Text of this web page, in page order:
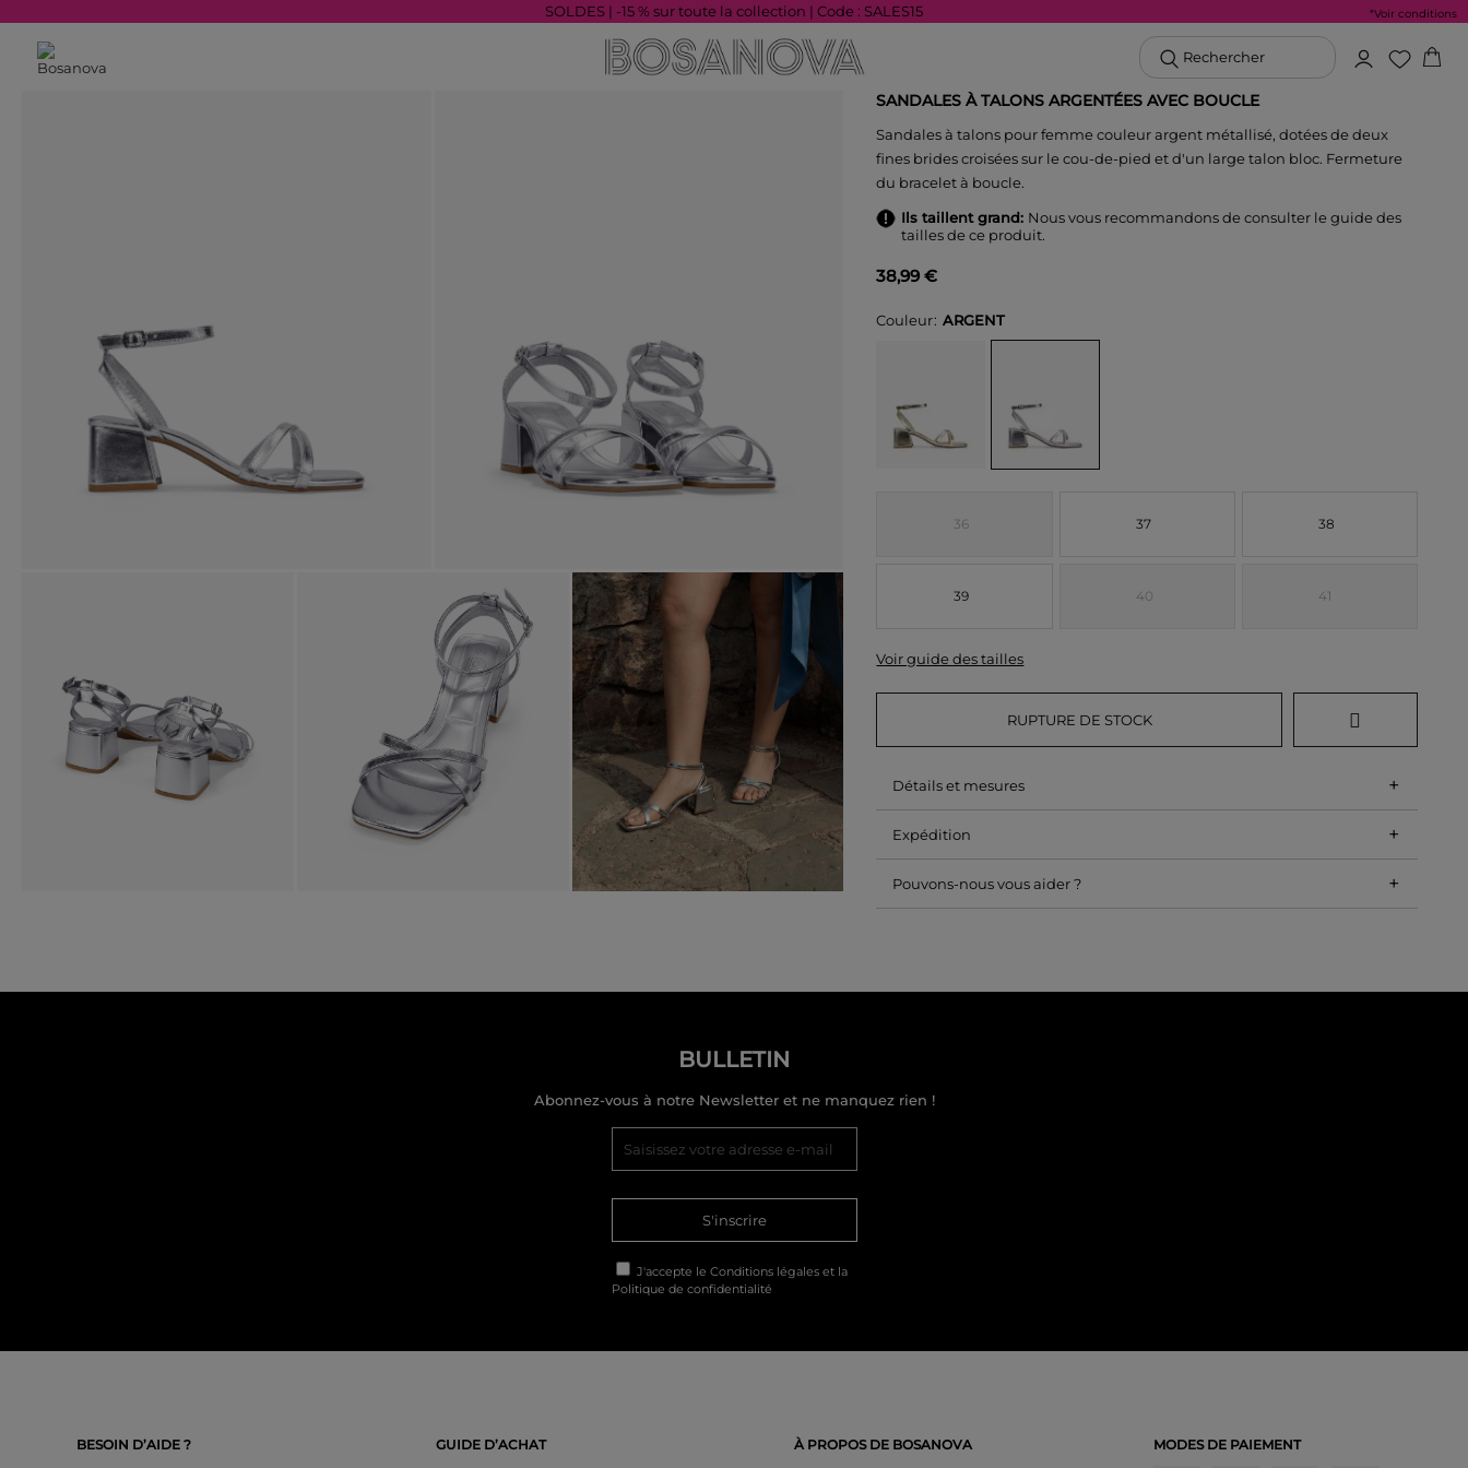
SOLDES | -15 % sur toute la collection | Code : SALES15 *Voir conditions
Rechercher
SANDALES À TALONS ARGENTÉES AVEC BOUCLE
Sandales à talons pour femme couleur argent métallisé, dotées de deux
fines brides croisées sur le cou-de-pied et d'un large talon bloc. Fermeture
du bracelet à boucle.
Ils taillent grand: Nous vous recommandons de consulter le guide des
tailles de ce produit.
38,99 €
Couleur ARGENT
36 37 38
39 40 41
Voir guide des tailles
RUPTURE DE STOCK
Détails et mesures +
Expédition +
Pouvons-nous vous aider ? +
BULLETIN
Abonnez-vous à notre Newsletter et ne manquez rien !
S'inscrire
J'accepte le Conditions légales et la
Politique de confidentialité
BESOIN D’AIDE ? GUIDE D’ACHAT À PROPOS DE BOSANOVA MODES DE PAIEMENT